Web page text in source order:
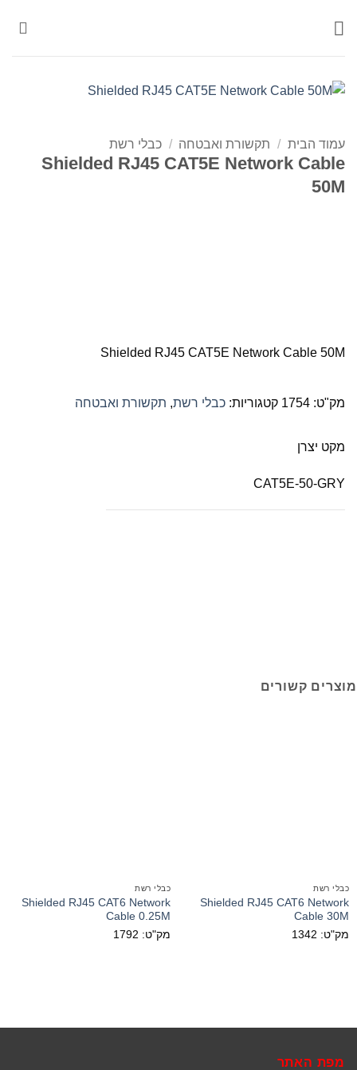
עמוד הבית / תקשורת ואבטחה / כבלי רשת
Shielded RJ45 CAT5E Network Cable
50M
Shielded RJ45 CAT5E Network Cable 50M
מק"ט: 1754 קטגוריות: כבלי רשת, תקשורת ואבטחה
מקט יצרן
CAT5E-50-GRY
מוצרים קשורים
כבלי רשת
Shielded RJ45 CAT6 Network
Cable 30M
מק"ט: 1342
כבלי רשת
Shielded RJ45 CAT6 Network
Cable 0.25M
מק"ט: 1792
מפת האתר